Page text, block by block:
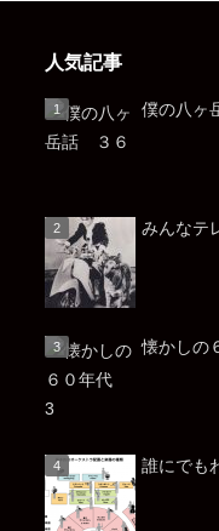
人気記事
僕の八ヶ
みんな
懐かしの
誰にでも